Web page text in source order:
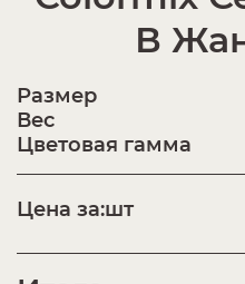
В
Размер
Вес
Цветовая гамма
Цена за:шт